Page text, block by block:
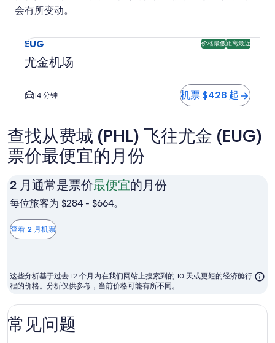
会有所变动。
EUG 价格最低距离最近
尤金机场
14 分钟 机票 $428 起
查找从费城 (PHL) 飞往尤金 (EUG)
票价最便宜的月份
2 月通常是票价最便宜的月份2
价
最
便
每位旅客为 $284 - $664。
查看 2 月机票
这些分析基于过去 12 个月内在我们网站上搜索到的 10 天或更短的经济舱行
程的价格。分析仅供参考，当前价格可能有所不同。
常见问题